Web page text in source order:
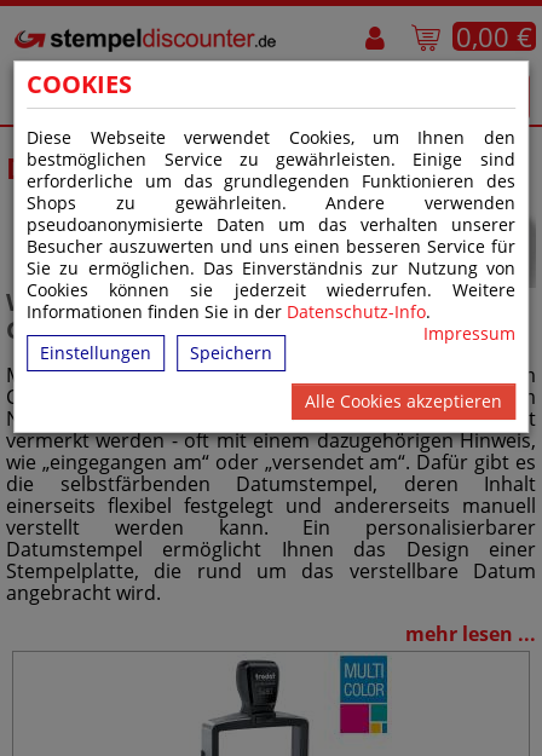
COOKIES
Diese Webseite verwendet Cookies, um Ihnen den
bestmöglichen Service zu gewährleisten. Einige sind
erforderliche um das grundlegenden Funktionieren des
Shops zu gewährleiten. Andere verwenden
pseudoanonymisierte Daten um das verhalten unserer
Besucher auszuwerten und uns einen besseren Service für
Sie zu ermöglichen. Das Einverständnis zur Nutzung von
Cookies können sie jederzeit wiederrufen. Weitere
Informationen finden Sie in der Datenschutz-Info.
Impressum
Einstellungen
Speichern
Alle Cookies akzeptieren
0,00 €
DATUMSTEMPEL
WARUM EIN DATUMSTEMPEL IM
GESCHÄFTSALLTAG WICHTIG IST
Manchmal wird das Datum einer Rechnung bereits am
Computer hinzugefügt. Doch in einigen Fällen muss es im
Nachhinein auf einer Akte oder einem Dokument
vermerkt werden - oft mit einem dazugehörigen Hinweis,
wie „eingegangen am“ oder „versendet am“. Dafür gibt es
die selbstfärbenden Datumstempel, deren Inhalt
einerseits flexibel festgelegt und andererseits manuell
verstellt werden kann. Ein personalisierbarer
Datumstempel ermöglicht Ihnen das Design einer
Stempelplatte, die rund um das verstellbare Datum
angebracht wird.
mehr lesen ...